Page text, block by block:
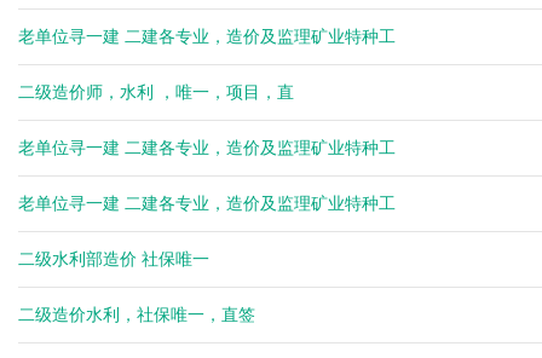
余生
老单位寻一建 二建各专业，造价及监理矿业特种工
二级造价师，水利 ，唯一，项目，直
老单位寻一建 二建各专业，造价及监理矿业特种工
老单位寻一建 二建各专业，造价及监理矿业特种工
二级水利部造价 社保唯一
二级造价水利，社保唯一，直签